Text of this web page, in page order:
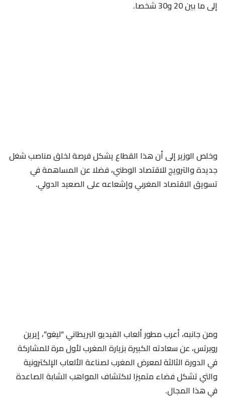
إلى ما بين 20 و30 شخصا.
وخلص الوزير إلى أن هذا القطاع يشكل فرصة لخلق مناصب شغل
جديدة والترويج للاقتصاد الوطني، فضلا عن المساهمة في
تسويق الاقتصاد المغربي وإشعاعه على الصعيد الدولي.
ومن جانبه، أعرب مطور ألعاب الفيديو البريطاني “ليغو”، إيرين
روبرتس، عن سعادته الكبيرة بزيارة المغرب لأول مرة للمشاركة
في الدورة الثالثة لمعرض المغرب لصناعة الألعاب الإلكترونية
والتي تشكل فضاء متميزا لاكتشاف المواهب الشابة الصاعدة
في هذا المجال.